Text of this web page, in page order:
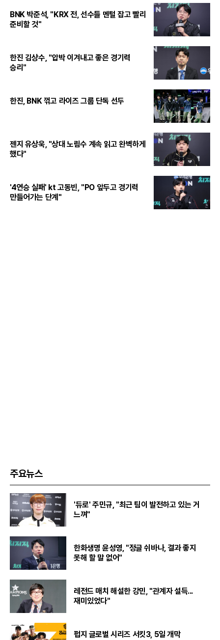
BNK 박준석, "KRX 전, 선수들 멘털 잡고 빨리
준비할 것"
한진 김상수, "압박 이겨내고 좋은 경기력
승리"
한진, BNK 꺾고 라이즈 그룹 단독 선두
젠지 유상욱, "상대 노림수 계속 읽고 완벽하게
했다"
'4연승 실패' kt 고동빈, "PO 앞두고 경기력
만들어가는 단계"
주요뉴스
'듀로' 주민규, "최근 팀이 발전하고 있는 거
느껴"
한화생명 윤성영, "정글 쉬바나, 결과 좋지
못해 할 말 없어"
레전드 매치 해설한 강민, "관계자 설득...
재미있었다"
펍지 글로벌 시리즈 서킷3, 5일 개막